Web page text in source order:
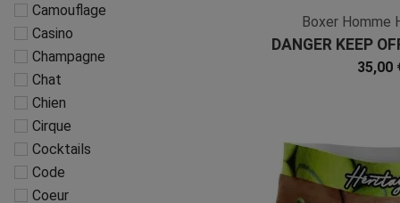
Camouflage
Casino
Champagne
Chat
Chien
Cirque
Cocktails
Code
Coeur
Boxer Homme
DANGER KEEP
35,00